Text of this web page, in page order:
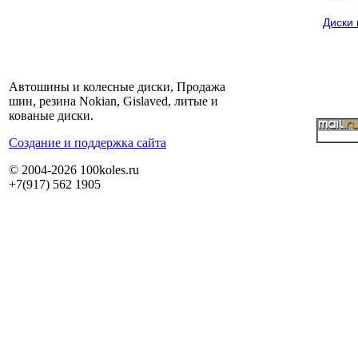
Автошины и колесные диски, Продажа
шин, резина Nokian, Gislaved, литые и
кованые диски.
Cоздание и поддержка сайта
© 2004-2026 100koles.ru
+7(917) 562 1905